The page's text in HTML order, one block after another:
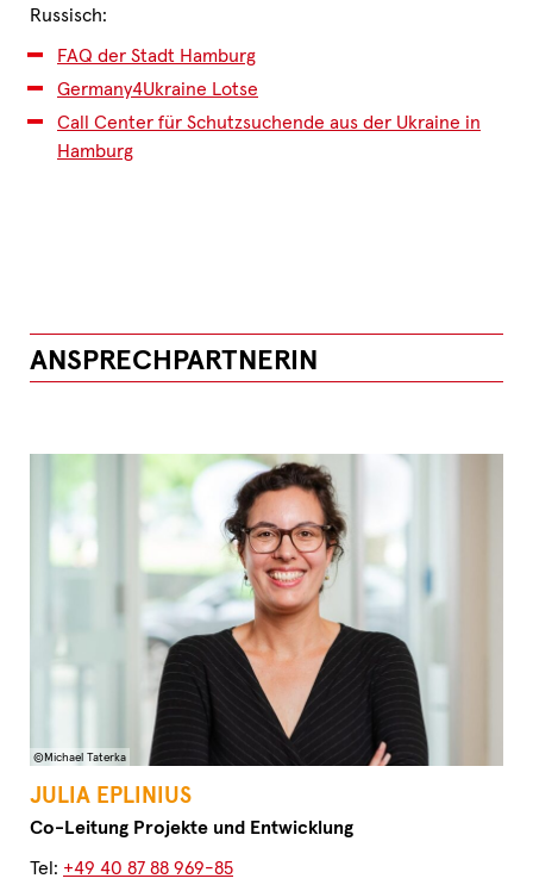
Russisch:
FAQ der Stadt Hamburg
Germany4Ukraine Lotse
Call Center für Schutzsuchende aus der Ukraine in
Hamburg
ANSPRECHPARTNERIN
©Michael Taterka
JULIA EPLINIUS
Co-Leitung Projekte und Entwicklung
Tel: +49 40 87 88 969-85